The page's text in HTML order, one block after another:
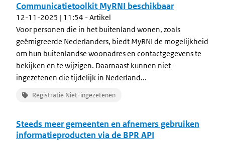
Communicatietoolkit MyRNI beschikbaar
12-11-2025 | 11:54 - Artikel
Voor personen die in het buitenland wonen, zoals
geëmigreerde Nederlanders, biedt MyRNI de mogelijkheid
om hun buitenlandse woonadres en contactgegevens te
bekijken en te wijzigen. Daarnaast kunnen niet-
ingezetenen die tijdelijk in Nederland...
Registratie Niet-ingezetenen
Steeds meer gemeenten en afnemers gebruiken
informatieproducten via de BPR API